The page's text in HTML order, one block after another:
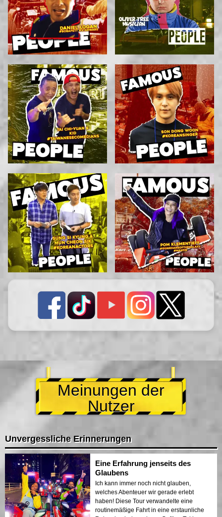
Meinungen der
Nutzer
Unvergessliche Erinnerungen
Eine Erfahrung jenseits des
Glaubens
Ich kann immer noch nicht glauben,
welches Abenteuer wir gerade erlebt
haben! Diese Tour verwandelte eine
routinemäßige Fahrt in eine erstaunliche